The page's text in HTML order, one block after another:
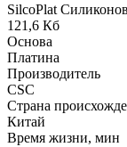
SilcoPlat
121,6 Кб
Основа
Платина
Производитель
CSC
Страна
Китай
Время жизни, мин